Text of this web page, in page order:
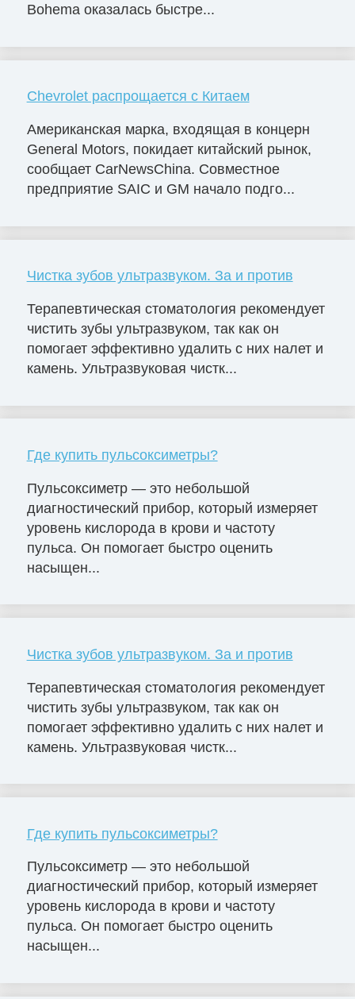
Bohema оказалась быстре...
Chevrolet распрощается с Китаем
Американская марка, входящая в концерн
General Motors, покидает китайский рынок,
сообщает CarNewsChina. Совместное
предприятие SAIC и GM начало подго...
Чистка зубов ультразвуком. За и против
Терапевтическая стоматология рекомендует
чистить зубы ультразвуком, так как он
помогает эффективно удалить с них налет и
камень. Ультразвуковая чистк...
Где купить пульсоксиметры?
Пульсоксиметр — это небольшой
диагностический прибор, который измеряет
уровень кислорода в крови и частоту
пульса. Он помогает быстро оценить
насыщен...
Чистка зубов ультразвуком. За и против
Терапевтическая стоматология рекомендует
чистить зубы ультразвуком, так как он
помогает эффективно удалить с них налет и
камень. Ультразвуковая чистк...
Где купить пульсоксиметры?
Пульсоксиметр — это небольшой
диагностический прибор, который измеряет
уровень кислорода в крови и частоту
пульса. Он помогает быстро оценить
насыщен...